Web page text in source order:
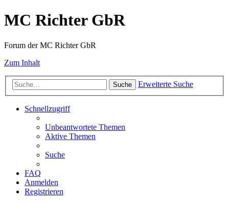
MC Richter GbR
Forum der MC Richter GbR
Zum Inhalt
Suche Erweiterte Suche
Schnellzugriff
Unbeantwortete Themen
Aktive Themen
Suche
FAQ
Anmelden
Registrieren